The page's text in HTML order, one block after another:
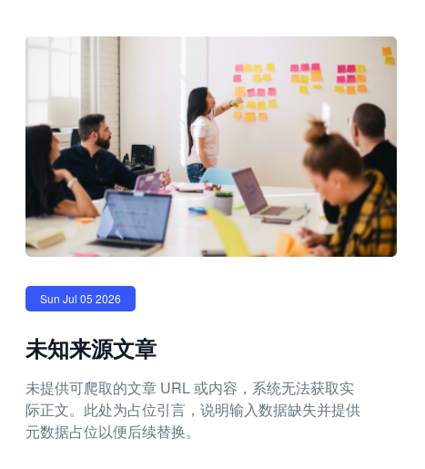
Sun Jul 05 2026
未知来源文章
未提供可爬取的文章 URL 或内容，系统无法获取实
际正文。此处为占位引言，说明输入数据缺失并提供
元数据占位以便后续替换。